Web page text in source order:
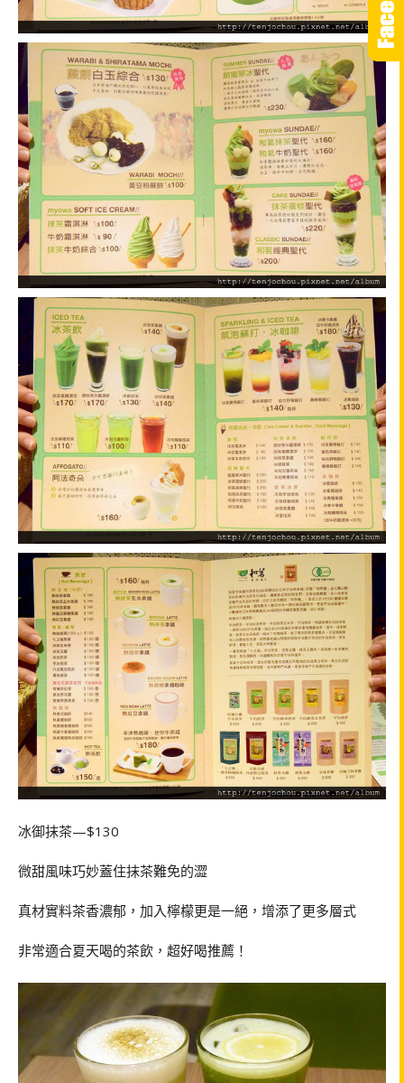
冰御抹茶—$130
微甜風味巧妙蓋住抹茶難免的澀
真材實料茶香濃郁，加入檸檬更是一絕，增添了更多層式
非常適合夏天喝的茶飲，超好喝推薦！